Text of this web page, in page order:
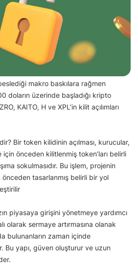
makro baskılara rağmen
doların üzerinde başladığı kripto
KAITO, H ve XPL’in kilit açılımları
Bir token kilidinin açılması, kurucular,
için önceden kilitlenmiş token’ları belirli
sokulmasıdır. Bu işlem, projenin
önceden tasarlanmış belirli bir yol
piyasaya girişini yönetmeye yardımcı
olarak sermaye artırmasına olanak
bulunanların zaman içinde
Bu yapı, güven oluşturur ve uzun